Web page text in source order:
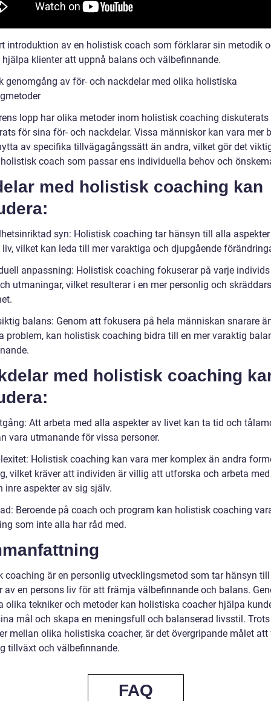
introduktion av en holistisk coach som förklarar sin metodik
hjälpa klienter att uppnå balans och välbefinnande.
genomgång av för- och nackdelar med olika holistiska
lopp har olika metoder inom holistisk coaching diskuterats
för sina för- och nackdelar. Vissa människor kan vara mer
av specifika tillvägagångssätt än andra, vilket gör det
coach som passar ens individuella behov och
med holistisk coaching kan
syn: Holistisk coaching tar hänsyn till alla
liv, vilket kan leda till mer varaktiga och djupgående
anpassning: Holistisk coaching fokuserar på varje
utmaningar, vilket resulterar i en mer personlig och
balans: Genom att fokusera på hela människan snarare
problem, kan holistisk coaching bidra till en mer varaktig
med holistisk coaching
Att arbeta med alla aspekter av livet kan ta tid och
vara utmanande för vissa personer.
Holistisk coaching kan vara mer komplex än andra
vilket kräver att individen är villig att utforska och arbeta
inre aspekter av sig själv.
Beroende på coach och program kan holistisk coaching
som inte alla har råd med.
coaching är en personlig utvecklingsmetod som tar hänsyn
av en persons liv för att främja välbefinnande och balans.
olika tekniker och metoder kan holistiska coacher hjälpa
mål och skapa en meningsfull och balanserad livsstil. Trots
mellan olika holistiska coacher, är det övergripande målet
tillväxt och välbefinnande.
FAQ